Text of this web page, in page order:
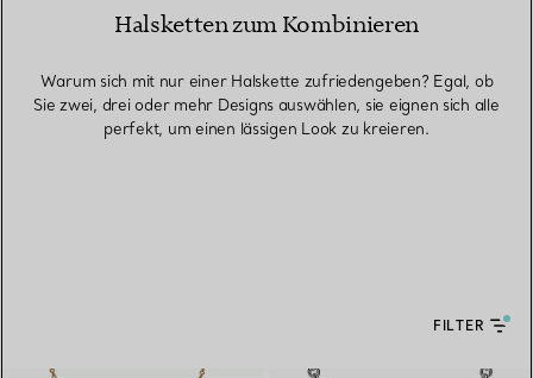
Halsketten zum Kombinieren
Warum sich mit nur einer Halskette zufriedengeben? Egal, ob
Sie zwei, drei oder mehr Designs auswählen, sie eignen sich alle
perfekt, um einen lässigen Look zu kreieren.
FILTER